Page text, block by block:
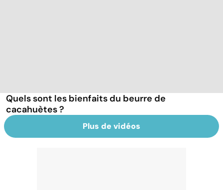
Quels sont les bienfaits du beurre de
cacahuètes ?
Plus de vidéos